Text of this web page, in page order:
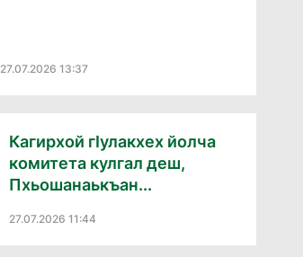
27.07.2026 13:37
Кагирхой гӏулакхех йолча
комитета кулгал деш,
Пхьошанаькъан...
27.07.2026 11:44